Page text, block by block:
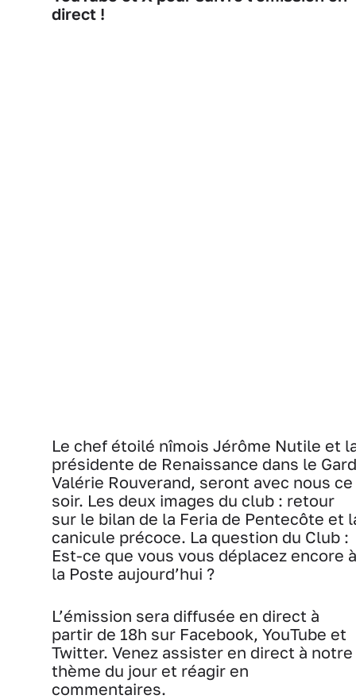
direct !
Le chef étoilé nîmois Jérôme Nutile et
présidente de Renaissance dans le
Valérie Rouverand, seront avec nous ce
soir. Les deux images du club : retour
sur le bilan de la Feria de Pentecôte et
canicule précoce. La question du Club :
Est-ce que vous vous déplacez encore à
la Poste aujourd’hui ?
L’émission sera diffusée en direct à
partir de 18h sur Facebook, YouTube et
Twitter. Venez assister en direct à notre
thème du jour et réagir en
commentaires.